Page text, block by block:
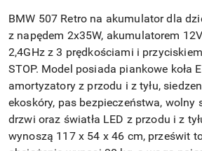
BMW 507 Retro na akumulator dla
z napędem 2x35W, akumulatorem
2,4GHz z 3 prędkościami i
STOP. Model posiada piankowe koła
amortyzatory z przodu i z tyłu,
ekoskóry, pas bezpieczeństwa, wolny
drzwi oraz światła LED z przodu i z
wynoszą 117 x 54 x 46 cm, prześwit